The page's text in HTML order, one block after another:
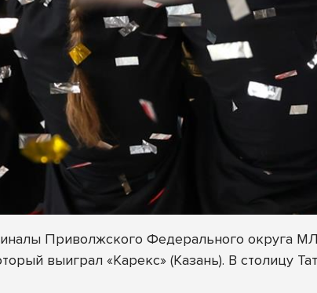
Приволжского Федерального округа
выиграл «Карекс» (Казань). В столицу